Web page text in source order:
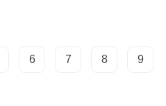
6 7 8 9